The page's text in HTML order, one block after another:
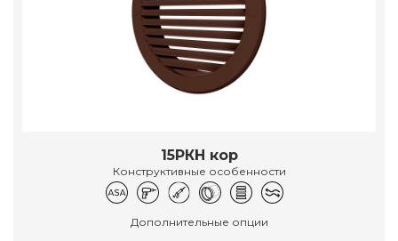
15РКН кор
Конструктивные особенности
Дополнительные опции